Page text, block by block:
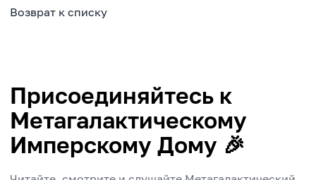
Возврат к списку
Присоединяйтесь к
Метагалактическому
Имперскому Дому 🎉